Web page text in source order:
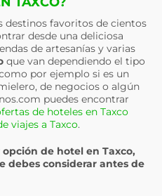
destinos favoritos de cientos
desde una deliciosa
de artesanías y varias
que van dependiendo el tipo
por ejemplo si es un
de negocios o algún
puedes encontrar
de hoteles en Taxco
viajes a Taxco.
de hotel en Taxco,
debes considerar antes de